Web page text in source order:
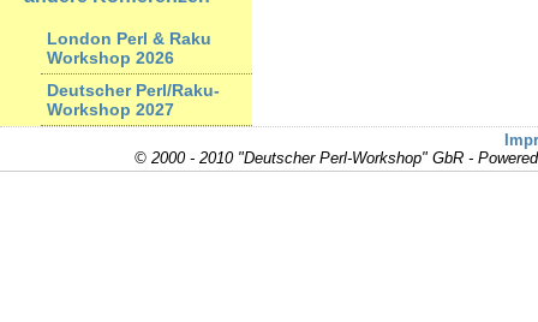
London Perl & Raku
Workshop 2026
Deutscher Perl/Raku-
Workshop 2027
© 2000 - 2010 "Deutscher Perl-Workshop" GbR -